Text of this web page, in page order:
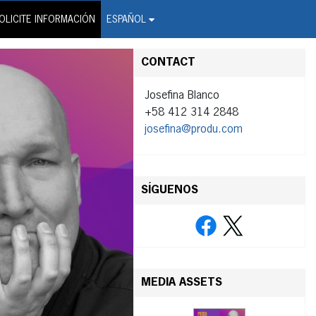
INFORMACIÓN ESPAÑOL
Wire Service
CONTACT
Josefina Blanco
+58 412 314 2848
josefina@produ.com
SÍGUENOS
MEDIA ASSETS